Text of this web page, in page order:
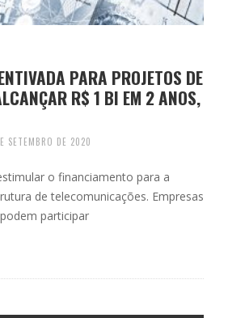
PARA PROJETOS DE
R$ 1 BI EM 2 ANOS,
SETEMBRO DE 2020
o financiamento para a
de telecomunicações. Empresas
participar